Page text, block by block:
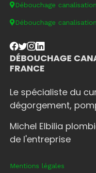
Débouchage
Débouchage
DÉBOUCHAGE
FRANCE
Le spécialiste du
dégorgement,
Michel Elbilia
de l'entreprise
Mentions légales